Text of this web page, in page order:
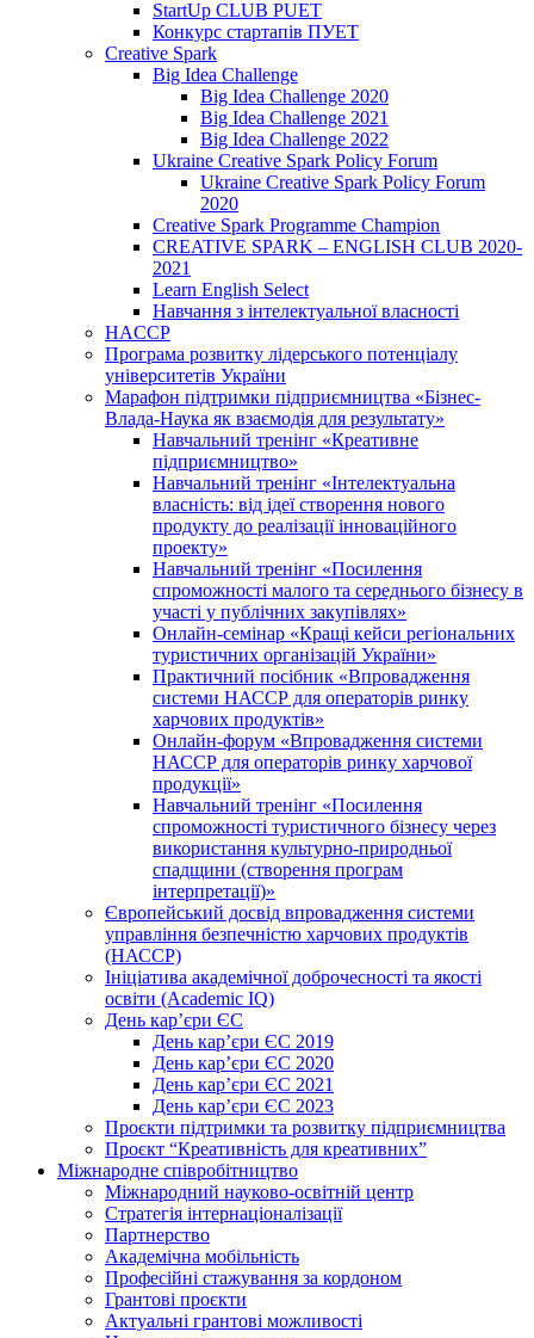
StartUp CLUB PUET
Конкурс стартапів ПУЕТ
Creative Spark
Big Idea Challenge
Big Idea Challenge 2020
Big Idea Challenge 2021
Big Idea Challenge 2022
Ukraine Creative Spark Policy Forum
Ukraine Creative Spark Policy Forum
2020
Creative Spark Programme Champion
CREATIVE SPARK – ENGLISH CLUB 2020-
2021
Learn English Select
Навчання з інтелектуальної власності
HACCP
Програма розвитку лідерського потенціалу
університетів України
Марафон підтримки підприємництва «Бізнес-
Влада-Наука як взаємодія для результату»
Навчальний тренінг «Креативне
підприємництво»
Навчальний тренінг «Інтелектуальна
власність: від ідеї створення нового
продукту до реалізації інноваційного
проекту»
Навчальний тренінг «Посилення
спроможності малого та середнього бізнесу в
участі у публічних закупівлях»
Онлайн-семінар «Кращі кейси регіональних
туристичних організацій України»
Практичний посібник «Впровадження
системи НАССР для операторів ринку
харчових продуктів»
Онлайн-форум «Впровадження системи
НАССР для операторів ринку харчової
продукції»
Навчальний тренінг «Посилення
спроможності туристичного бізнесу через
використання культурно-природньої
спадщини (створення програм
інтерпретації)»
Європейський досвід впровадження системи
управління безпечністю харчових продуктів
(НАССР)
Ініціатива академічної доброчесності та якості
освіти (Academic IQ)
День кар’єри ЄС
День кар’єри ЄС 2019
День кар’єри ЄС 2020
День кар’єри ЄС 2021
День кар’єри ЄС 2023
Проєкти підтримки та розвитку підприємництва
Проєкт “Креативність для креативних”
Міжнародне співробітництво
Міжнародний науково-освітній центр
Стратегія інтернаціоналізації
Партнерство
Академічна мобільність
Професійні стажування за кордоном
Грантові проєкти
Актуальні грантові можливості